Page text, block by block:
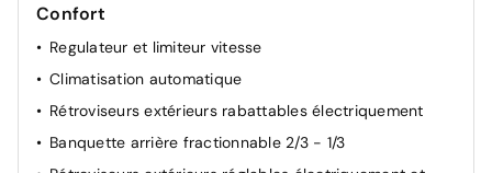
Confort
Regulateur et limiteur vitesse
Climatisation automatique
Rétroviseurs extérieurs rabattables électriquement
Banquette arrière fractionnable 2/3 - 1/3